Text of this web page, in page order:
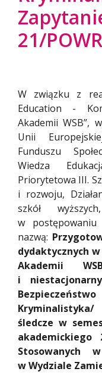
21/
W związku z
Education -
Akademii WSB”,
Unii
Funduszu
Wiedza
Priorytetowa III.
i rozwoju,
szkół
w
nazwą:
dydaktycznych
Akademii
i
śledcze w
akademickiego
Stosowanych
w Wydziale